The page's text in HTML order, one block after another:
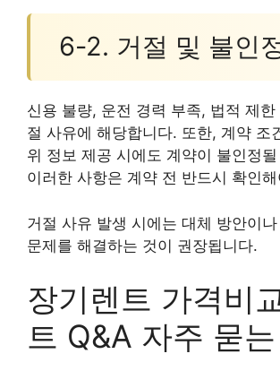
6-2. 거절 및 불인
신용 불량, 운전 경력 부족, 법적 제한
절 사유에 해당합니다. 또한, 계약 조
위 정보 제공 시에도 계약이 불인정
이러한 사항은 계약 전 반드시 확인
거절 사유 발생 시에는 대체 방안이
문제를 해결하는 것이 권장됩니다.
장기렌트 가격비
트 Q&A 자주 묻